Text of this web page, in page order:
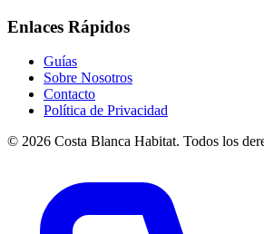
Enlaces Rápidos
Guías
Sobre Nosotros
Contacto
Política de Privacidad
© 2026 Costa Blanca Habitat. Todos los